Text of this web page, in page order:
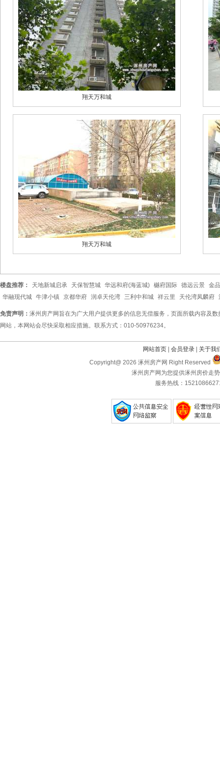
翔天万和城
翔天万和城
楼盘推荐： 天地新城启承 天保智慧城 华远和府(海蓝城) 樾府国际 德远云景 金
华融现代城 牛津小镇 京都华府 润卓天伦湾 三利中和城 祥云里 天伦湾凤麟府
免责声明： 涿州房产网旨在为广大用户提供更多的信息无偿服务，页面所载内容及
网站，本网站会尽快采取相应措施。联系方式：010-50976234。
网站首页 会员登录
关于我
Copyright@ 2026 涿州房产网 Right Reserved
涿州房产网为您提供涿州房价走
服务热线：